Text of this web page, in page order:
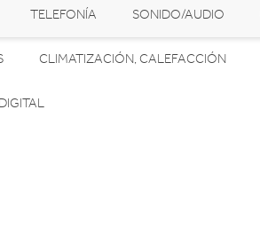
TELEFONÍA SONIDO/AUDIO
CLIMATIZACIÓN, CALEFACCIÓN